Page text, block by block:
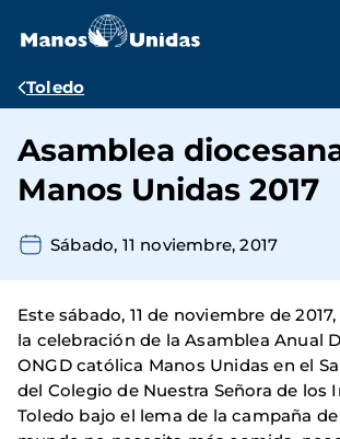
contenido
Ruta
navegación
Toledo
Asamblea
Manos Unidas 2017
Sábado, 11 noviembre, 2017
Este sábado, 11 de noviembre de
la celebración de la Asamblea Anual
ONGD católica Manos Unidas en el
del Colegio de Nuestra Señora de los
Toledo bajo el lema de la campaña de